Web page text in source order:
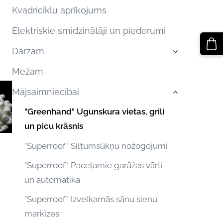
Kvadriciklu aprīkojums
Elektriskie smidzinātāji un piederumi
Dārzam
›
Mežam
Mājsaimniecībai
"Greenhand" Ugunskura vietas, grili
un picu krāsnis
"Superroof" Siltumsūkņu nožogojumi
"Superroof" Paceļamie garāžas vārti
un automātika
"Superroof" Izvelkamās sānu sienu
markīzes
›